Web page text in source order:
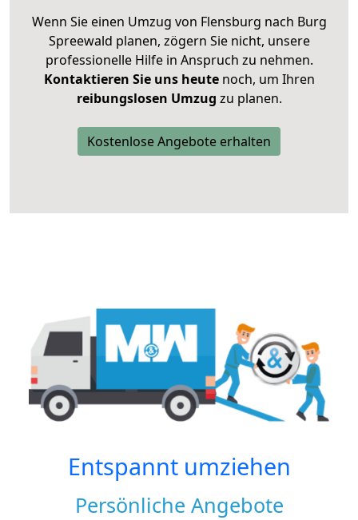
Wenn Sie einen Umzug von Flensburg nach Burg
Spreewald planen, zögern Sie nicht, unsere
professionelle Hilfe in Anspruch zu nehmen.
Kontaktieren Sie uns heutenoch, um Ihren
reibungslosen Umzug zu planen.
Kostenlose Angebote erhalten
Entspannt umziehen
Persönliche Angebote